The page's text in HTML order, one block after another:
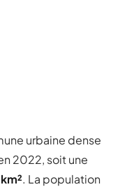
urbaine dense
2022, soit une
. La population